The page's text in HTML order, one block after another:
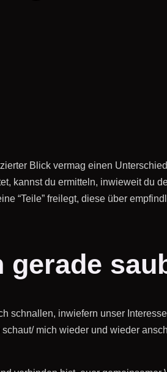
Blick vermag einen
kannst du ermitteln, inwieweit du
“Teile” freilegt, diese über
schnallen, inwiefern unser
mich wieder und wieder